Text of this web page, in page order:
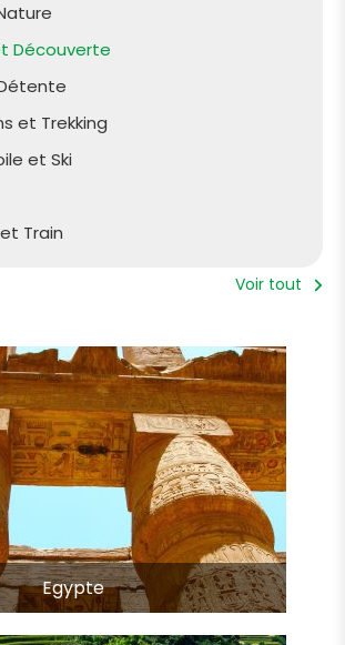
Découverte
et Trekking
et Ski
Train
Voir tout
Egypte